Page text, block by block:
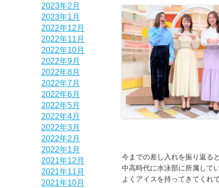
2023年2月
2023年1月
2022年12月
2022年11月
2022年10月
2022年9月
2022年8月
2022年7月
2022年6月
2022年5月
2022年4月
2022年3月
2022年2月
2022年1月
2021年12月
2021年11月
2021年10月
今までの差し入れを振り返ると
中高時代に水泳部に所属して
よくアイスを持ってきてくれ